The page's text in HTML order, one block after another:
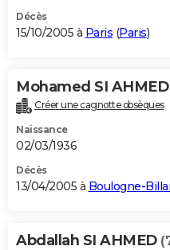
Décès
15/10/2005 à Paris (Paris)
Mohamed SI AHMED
Créer une cagnotte obsèques
Naissance
02/03/1936
Décès
13/04/2005 à Boulogne-
Abdallah SI AHMED